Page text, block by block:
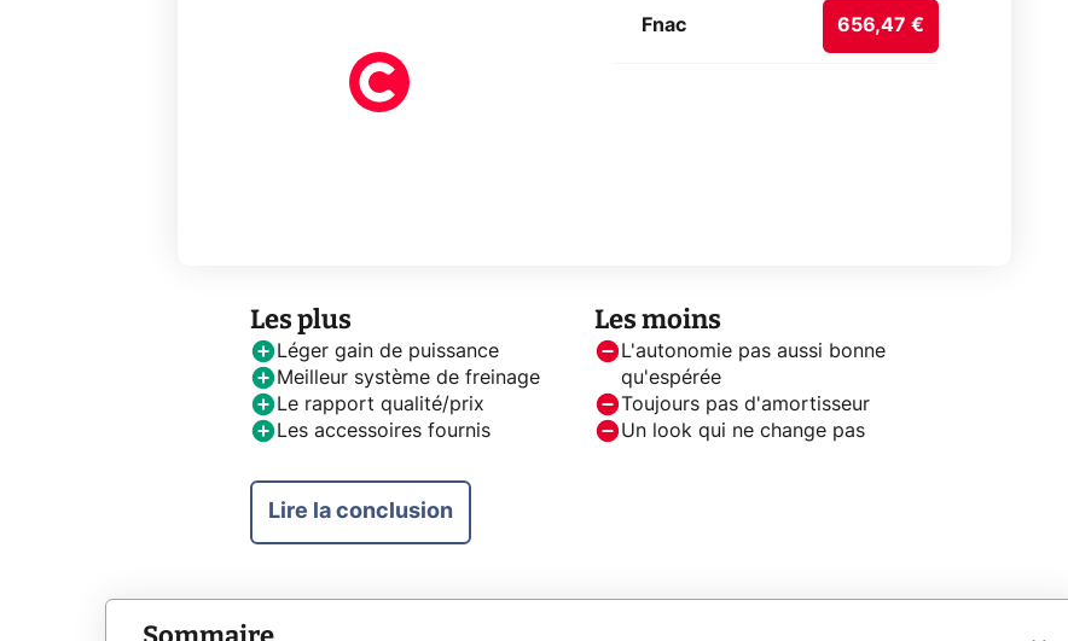
Fnac 656,47 €
Les plus
Léger gain de puissance
Meilleur système de freinage
Le rapport qualité/prix
Les accessoires fournis
Les moins
L'autonomie pas aussi bonne
qu'espérée
Toujours pas d'amortisseur
Un look qui ne change pas
Lire la conclusion